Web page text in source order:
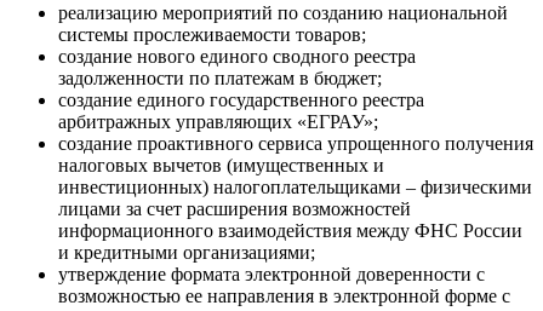
реализацию мероприятий по созданию национальной
системы прослеживаемости товаров;
создание нового единого сводного реестра
задолженности по платежам в бюджет;
создание единого государственного реестра
арбитражных управляющих «ЕГРАУ»;
создание проактивного сервиса упрощенного получения
налоговых вычетов (имущественных и
инвестиционных) налогоплательщиками – физическими
лицами за счет расширения возможностей
информационного взаимодействия между ФНС России
и кредитными организациями;
утверждение формата электронной доверенности с
возможностью ее направления в электронной форме с